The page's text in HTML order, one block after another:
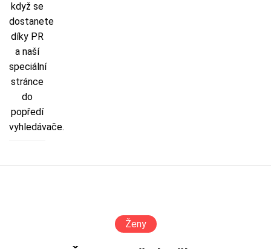
když se
dostanete
díky PR
a naší
speciální
stránce
do
popředí
vyhledávače.
Ženy